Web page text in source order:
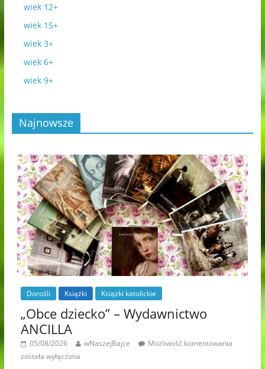
wiek 12+
wiek 15+
wiek 3+
wiek 6+
wiek 9+
Najnowsze
Dorośli Książki Książki katolickie
„Obce dziecko” – Wydawnictwo
ANCILLA
05/08/2026 wNaszejBajce
Możliwość komentowania
została wyłączona